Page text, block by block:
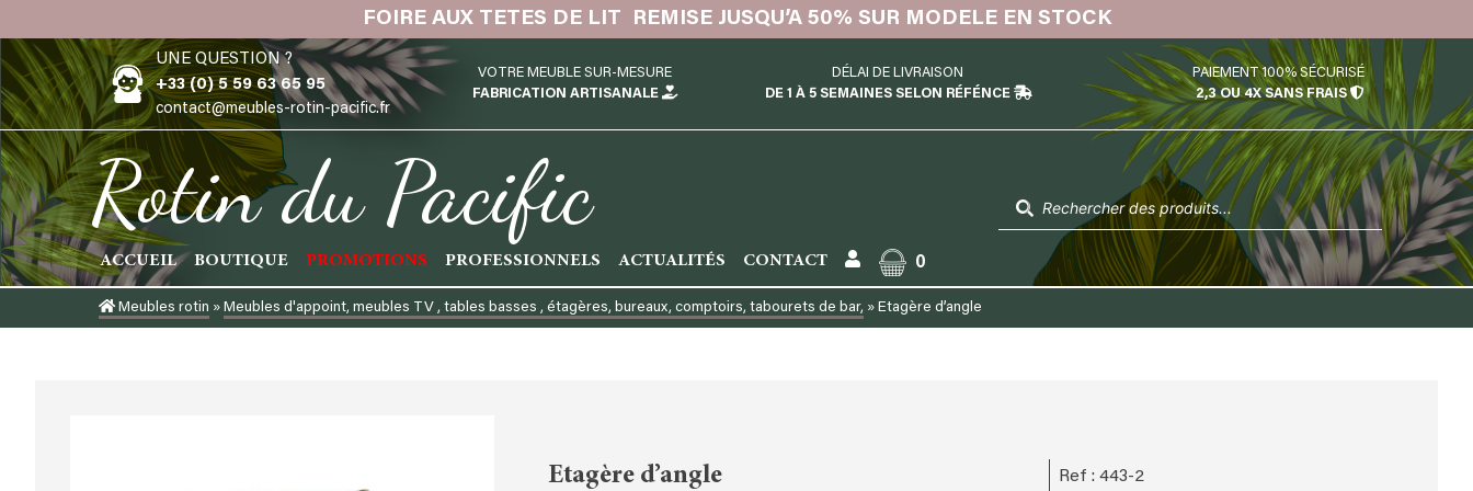
to
content
FOIRE AUX TETES DE LIT REMISE JUSQU’A 50% SUR MODELE EN STOCK
UNE QUESTION ?
+33 (0) 5 59 63 65 95
contact@meubles-rotin-pacific.fr
VOTRE MEUBLE SUR-MESURE
FABRICATION ARTISANALE
DÉLAI DE LIVRAISON
DE 1 À 5 SEMAINES SELON RÉFÉNCE
PAIEMENT 100% SÉCURISÉ
2,3 OU 4X SANS FRAIS
Rotin du Pacific
ACCUEIL BOUTIQUE PROMOTIONS PROFESSIONNELS ACTUALITÉS CONTACT 0
de
produits
Meubles rotin »Meubles d'appoint, meubles TV , tables basses , étagères, bureaux, comptoirs, tabourets de bar, »Etagère d’angle
Etagère d’angle Ref : 443-2